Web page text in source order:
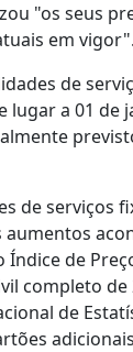
"os seus
em vigor".
de
lugar a 01 de
de serviços
aumentos
Índice de
completo
de